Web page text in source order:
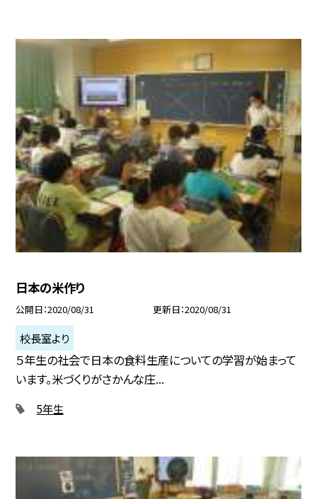
日本の米作り
公開日 2020/08/31 更新日 2020/08/31
校長室より
５年生の社会で日本の食料生産についての学習が始まって
います。米づくりがさかんな庄...
5年生